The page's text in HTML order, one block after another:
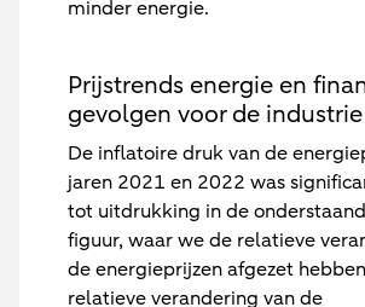
minder energie.
Prijstrends energie en
gevolgen voor de industrie
De inflatoire druk van de
jaren 2021 en 2022 was
tot uitdrukking in de
figuur, waar we de relatieve
de energieprijzen afgezet
relatieve verandering van de